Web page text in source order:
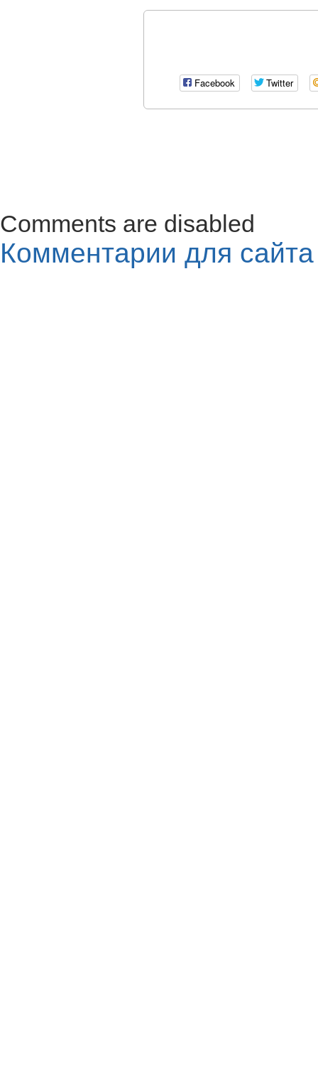
Facebook Twitter
Comments are disabled
Комментарии для